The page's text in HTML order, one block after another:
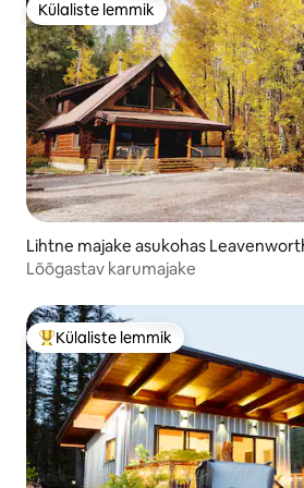
Külaliste lemmik
Külaliste lemmik
Lihtne majake asukohas
Lõõgastav karumajake
Külaliste suur lemmik
Külaliste lemmik